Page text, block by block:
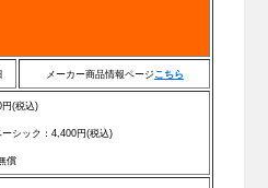
メーカー商品情報ページこちら
円(税込)
ーシック：4,400円(税込)
償